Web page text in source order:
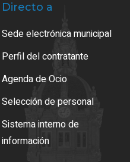
Directo a
Sede electrónica municipal
Perfil del contratante
Agenda de Ocio
Selección de personal
Sistema interno de
información